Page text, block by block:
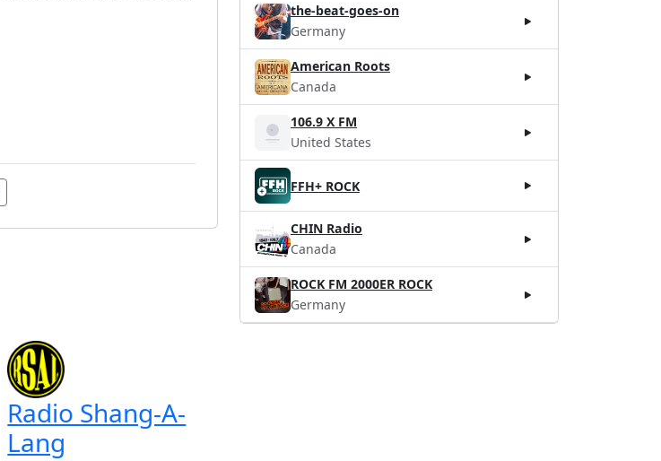
Radio Shang-A-
Lang
the-beat-goes-on
Germany
American Roots
Canada
106.9 X FM
United States
FFH+ ROCK
CHIN Radio
Canada
ROCK FM 2000ER ROCK
Germany